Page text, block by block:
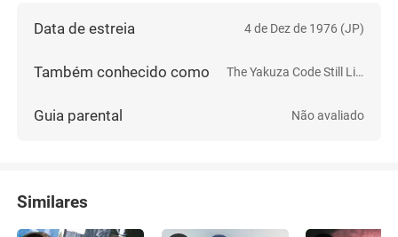
Data de estreia 4 de Dez de 1976 (JP)
Também conhecido como The Yakuza Code Still Lives
Guia parental Não avaliado
Similares